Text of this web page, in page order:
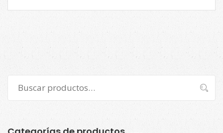
por:
Buscar